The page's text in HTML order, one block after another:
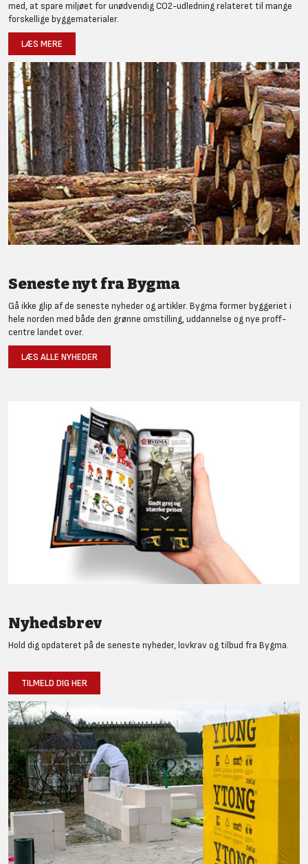
med, at spare miljøet for unødvendig CO2-udledning relateret til mange
forskellige byggematerialer.
LÆS MERE
Seneste nyt fra Bygma
Gå ikke glip af de seneste nyheder og artikler. Bygma former byggeriet i
hele norden med både den grønne omstilling, uddannelse og nye proff-
centre landet over.
LÆS ALLE NYHEDER
Nyhedsbrev
Hold dig opdateret på de seneste nyheder, lovkrav og tilbud fra Bygma.
TILMELD DIG HER